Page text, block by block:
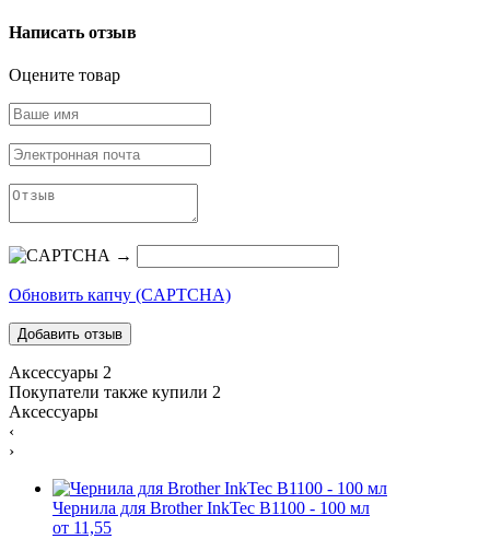
Написать отзыв
Оцените товар
→
Обновить капчу (CAPTCHA)
Аксессуары 2
Покупатели также купили 2
Аксессуары
‹
›
Чернила для Brother InkTec B1100 - 100 мл
от 11,55